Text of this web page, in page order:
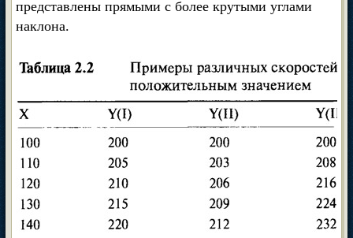
представлены прямыми с более крутыми углами
наклона.